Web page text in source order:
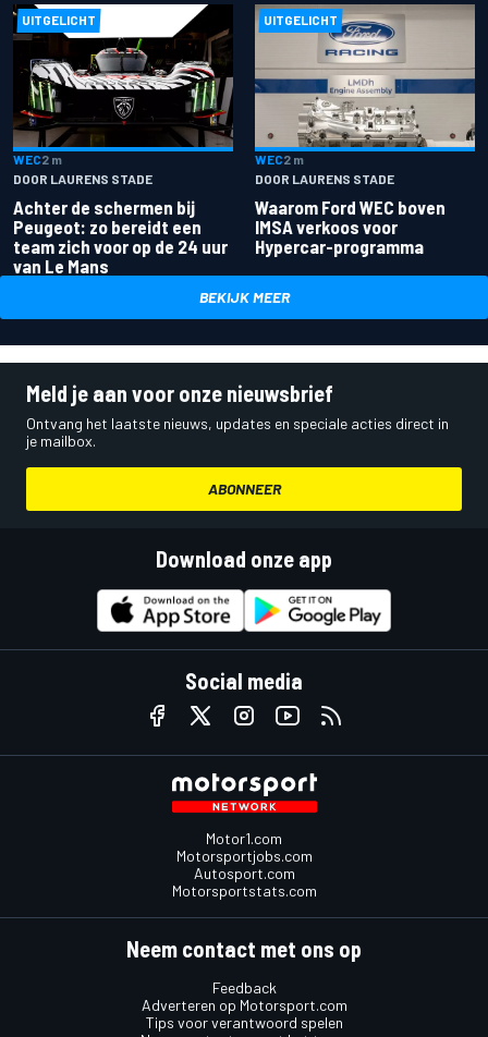
UITGELICHT
WEC2 m
DOOR LAURENS STADE
Achter de schermen bij
Peugeot: zo bereidt een
team zich voor op de 24 uur
van Le Mans
UITGELICHT
WEC2 m
DOOR LAURENS STADE
Waarom Ford WEC boven
IMSA verkoos voor
Hypercar-programma
BEKIJK MEER
Meld je aan voor onze nieuwsbrief
Ontvang het laatste nieuws, updates en speciale acties direct in
je mailbox.
ABONNEER
Download onze app
Social media
Motor1.com
Motorsportjobs.com
Autosport.com
Motorsportstats.com
Neem contact met ons op
Feedback
Adverteren op Motorsport.com
Tips voor verantwoord spelen